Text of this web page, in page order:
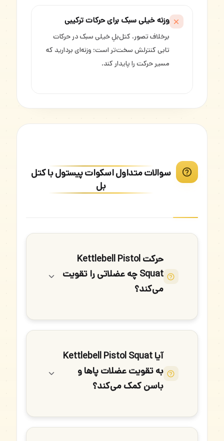
وزنه خیلی سبک برای حرکات ترکیبی
برخلاف تصور، کتل‌بلِ خیلی سبک در حرکات
تابی کنترلش سخت‌تر است؛ وزنه‌ای بردارید که
مسیر حرکت را پایدار کند.
سوالات متداول اسکوات پیستول با کتل
بل
حرکت Kettlebell Pistol
Squat چه عضلاتی را تقویت
می‌کند؟
آیا Kettlebell Pistol Squat
به تقویت عضلات پاها و
باسن کمک می‌کند؟